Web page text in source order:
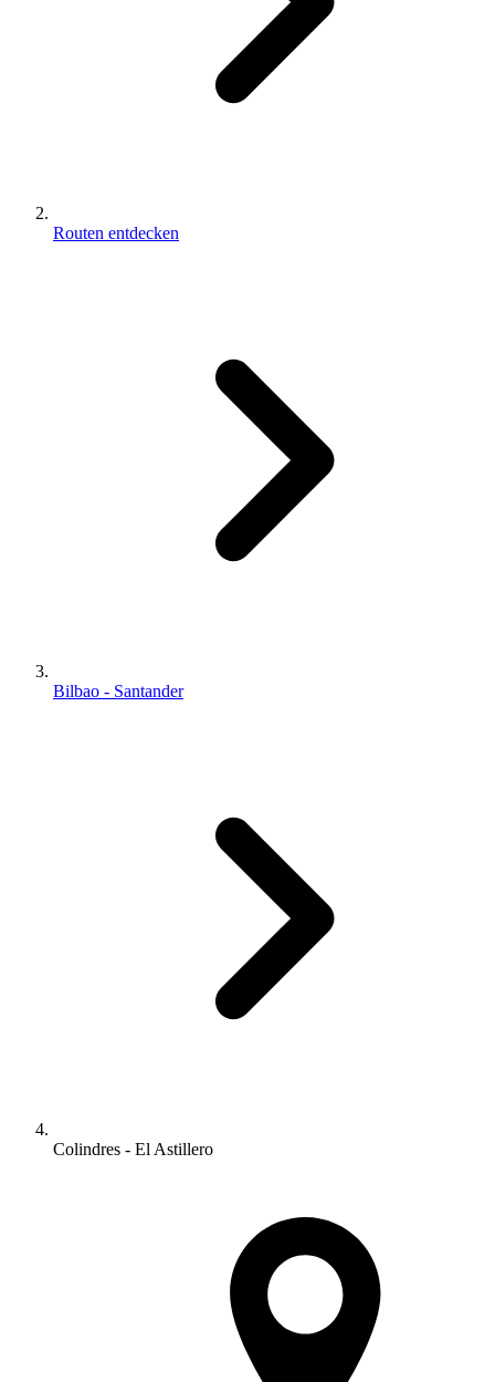
Routen entdecken
Bilbao - Santander
Colindres - El Astillero